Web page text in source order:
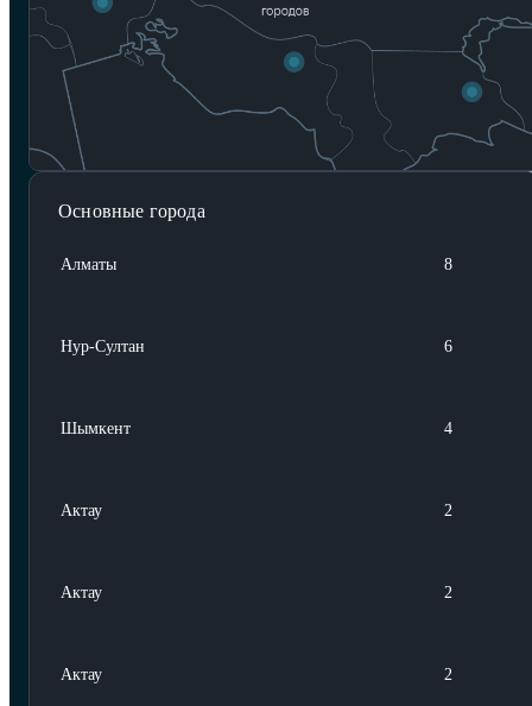
Основные города
Алматы 8
Нур-Султан 6
Шымкент 4
Актау 2
Актау 2
Актау 2